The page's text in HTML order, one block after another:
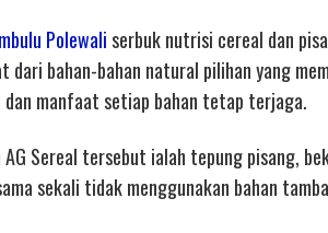
Polewaliserbuk nutrisi cereal dan
dari bahan-bahan natural pilihan yang
dan manfaat setiap bahan tetap terjaga.
AG Sereal tersebut ialah tepung pisang,
sekali tidak menggunakan bahan